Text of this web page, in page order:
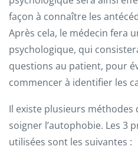
façon à connaître les
Après cela, le médecin fera
psychologique, qui
questions au patient, pour
commencer à identifier les
Il existe plusieurs
soigner l’autophobie. Les 3
utilisées sont les suivantes :